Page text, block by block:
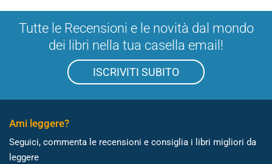
Tutte le Recensioni e le novità dal mondo
dei libri nella tua casella email!
ISCRIVITI SUBITO
Ami leggere?
Seguici, commenta le recensioni e consiglia i libri migliori da
leggere